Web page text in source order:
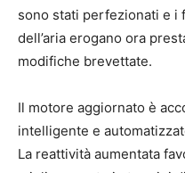
sono stati perfezionati e i
dell’aria erogano ora
modifiche brevettate.
Il motore aggiornato è
intelligente e
La reattività aumentata